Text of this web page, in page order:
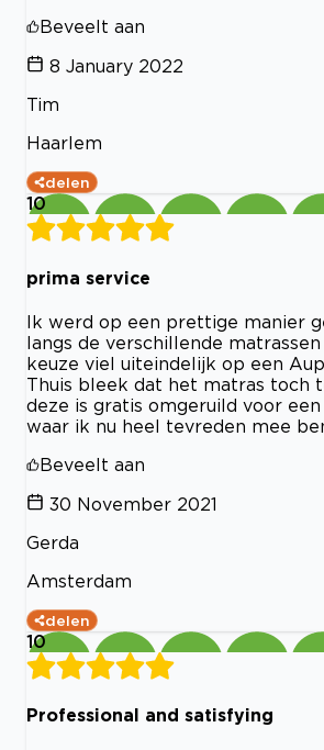
Beveelt aan
8 January 2022
Tim
Haarlem
delen
10
prima service
Ik werd op een prettige manier
langs de verschillende matrassen
keuze viel uiteindelijk op een
Thuis bleek dat het matras toch
deze is gratis omgeruild voor
waar ik nu heel tevreden mee
Beveelt aan
30 November 2021
Gerda
Amsterdam
delen
10
Professional and satisfying